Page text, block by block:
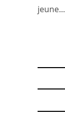
jeune...